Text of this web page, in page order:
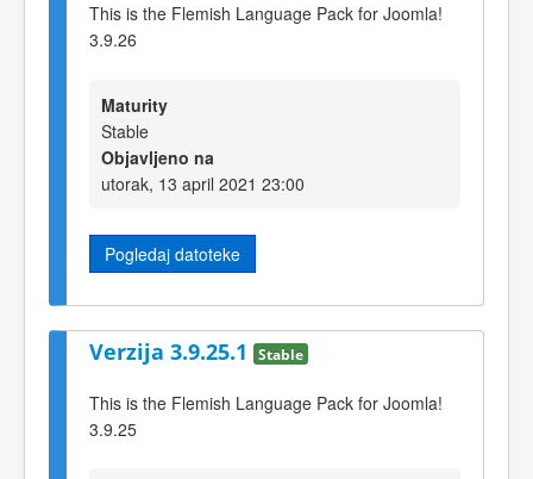
This is the Flemish Language Pack for Joomla!
3.9.26
Maturity
Stable
Objavljeno na
utorak, 13 april 2021 23:00
Pogledaj datoteke
Verzija 3.9.25.1 Stable
This is the Flemish Language Pack for Joomla!
3.9.25